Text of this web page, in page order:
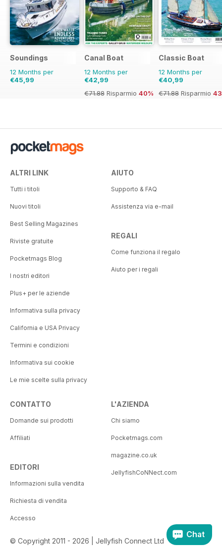
Soundings
12 Months per
€45,99
Canal Boat
12 Months per
€42,99
€71.88 Risparmio 40%
Classic Boat
12 Months per
€40,99
€71.88 Risparmio
ALTRI LINK
Tutti i titoli
Nuovi titoli
Best Selling Magazines
Riviste gratuite
Pocketmags Blog
I nostri editori
Plus+ per le aziende
Informativa sulla privacy
California e USA Privacy
Termini e condizioni
Informativa sui cookie
Le mie scelte sulla privacy
AIUTO
Supporto & FAQ
Assistenza via e-mail
REGALI
Come funziona il regalo
Aiuto per i regali
CONTATTO
Domande sui prodotti
Affiliati
EDITORI
Informazioni sulla vendita
Richiesta di vendita
Accesso
L'AZIENDA
Chi siamo
Pocketmags.com
magazine.co.uk
JellyfishCoNNect.com
© Copyright 2011 - 2026 | Jellyfish Connect Ltd
Chat